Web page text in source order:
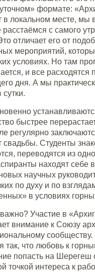
формате:
в локальном месте, мы
расстаёмся с самого
отличает его от
мероприятий,
условиях. Но там
и все
дня. А мы
сутки.
быстрее
регулярно
свадьбы. Студенты
переводятся из
находят себе
научных
по духу и по
в условиях
Участие в
внимание к Союзу
так, что любовь к
попасть на Шерегеш
точкой интереса к